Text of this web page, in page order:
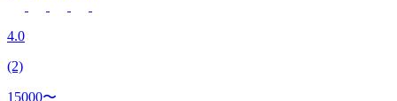
4.0
(2)
15000〜